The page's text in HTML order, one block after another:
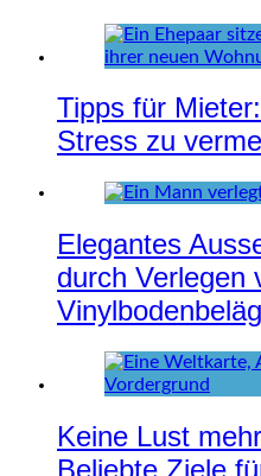
Tipps für
Stress zu
Elegantes
durch Verlegen
Keine Lust
Beliebte Ziele